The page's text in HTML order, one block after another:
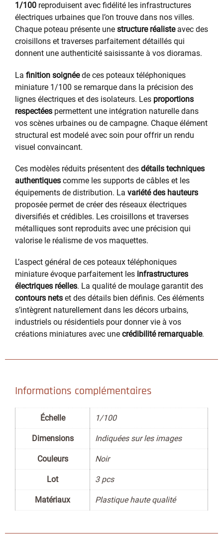
1/100 reproduisent avec fidélité les infrastructures
électriques urbaines que l’on trouve dans nos villes.
Chaque poteau présente une structure réalisteavec des
croisillons et traverses parfaitement détaillés qui
donnent une authenticité saisissante à vos dioramas.
La finition soignéede ces poteaux téléphoniques
miniature 1/100 se remarque dans la précision des
lignes électriques et des isolateurs. Les proportions
respectées permettent une intégration naturelle dans
vos scènes urbaines ou de campagne. Chaque élément
structural est modelé avec soin pour offrir un rendu
visuel convaincant.
Ces modèles réduits présentent des détails techniques
authentiques comme les supports de câbles et les
équipements de distribution. La variété des hauteurs
proposée permet de créer des réseaux électriques
diversifiés et crédibles. Les croisillons et traverses
métalliques sont reproduits avec une précision qui
valorise le réalisme de vos maquettes.
L’aspect général de ces poteaux téléphoniques
miniature évoque parfaitement les infrastructures
électriques réelles. La qualité de moulage garantit des
contours nets et des détails bien définis. Ces éléments
s’intègrent naturellement dans les décors urbains,
industriels ou résidentiels pour donner vie à vos
créations miniatures avec une crédibilité remarquable.
Informations complémentaires
Échelle 1/100
Dimensions Indiquées sur les images
Couleurs Noir
Lot 3 pcs
Matériaux Plastique haute qualité